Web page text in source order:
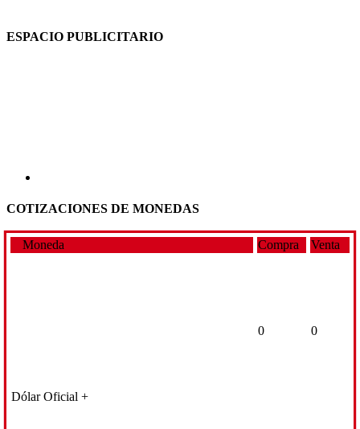
ESPACIO PUBLICITARIO
COTIZACIONES DE MONEDAS
Moneda Compra Venta
Dólar Oficial +
0 0